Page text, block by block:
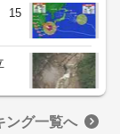
15
ング一覧へ